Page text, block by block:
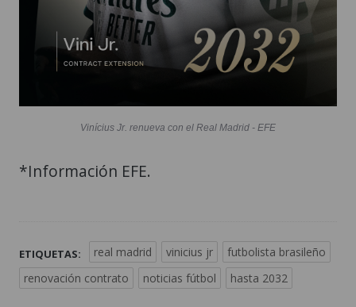
Vinícius Jr. renueva con el Real Madrid - EFE
*Información EFE.
ETIQUETAS: real madrid vinicius jr
futbolista brasileño
renovación contrato
noticias fútbol hasta 2032